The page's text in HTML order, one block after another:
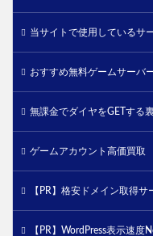
当サイトで使用しているサ
おすすめ無料ゲームサーバ
無課金でダイヤをGETする
ゲームアカウント高価買取
【PR】格安ドメイン取得サ
【PR】WordPress表示速度